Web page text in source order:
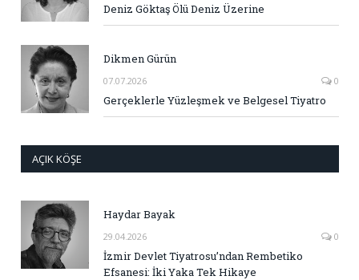
Deniz Göktaş Ölü Deniz Üzerine
Dikmen Gürün
07.07.2026 0
Gerçeklerle Yüzleşmek ve Belgesel Tiyatro
AÇIK KÖŞE
Haydar Bayak
29.04.2026 0
İzmir Devlet Tiyatrosu’ndan Rembetiko
Efsanesi: İki Yaka Tek Hikaye